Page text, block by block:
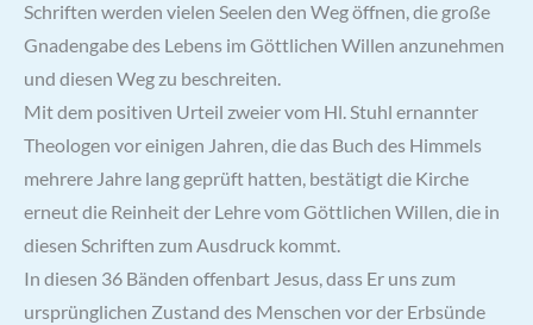
Schriften werden vielen Seelen den Weg öffnen, die große
Gnadengabe des Lebens im Göttlichen Willen anzunehmen
und diesen Weg zu beschreiten.
Mit dem positiven Urteil zweier vom Hl. Stuhl ernannter
Theologen vor einigen Jahren, die das Buch des Himmels
mehrere Jahre lang geprüft hatten, bestätigt die Kirche
erneut die Reinheit der Lehre vom Göttlichen Willen, die in
diesen Schriften zum Ausdruck kommt.
In diesen 36 Bänden offenbart Jesus, dass Er uns zum
ursprünglichen Zustand des Menschen vor der Erbsünde